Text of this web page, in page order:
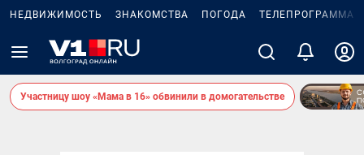
НЕДВИЖИМОСТЬ ЗНАКОМСТВА ПОГОДА ТЕЛЕПРОГРАММА
Участницу шоу «Мама в 16» обвинили в домогательстве